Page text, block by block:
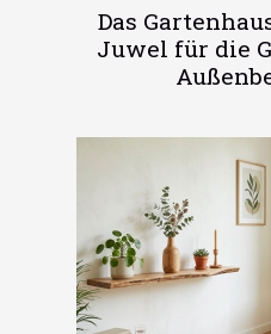
Das
Juwel für die